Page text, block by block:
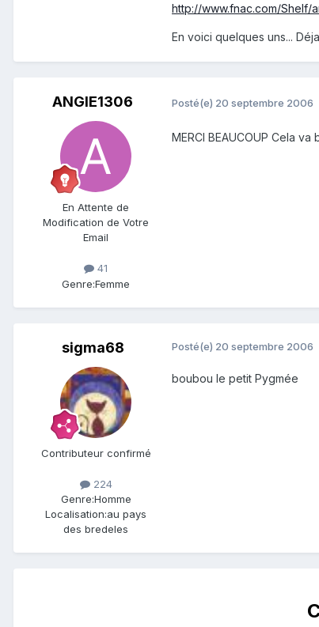
http://www.fnac.com/Shelf/
En voici quelques uns...
ANGIE1306
En Attente de
Modification de Votre
Email
41
Genre:Femme
Posté(e) 20 septembre 2006
MERCI BEAUCOUP Cela va
sigma68
Contributeur confirmé
224
Genre:Homme
Localisation:au pays
des bredeles
Posté(e) 20 septembre 2006
boubou le petit Pygmée